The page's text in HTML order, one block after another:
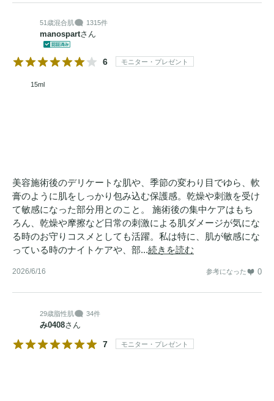
51歳混合肌 1315件
manospartさん
6 モニター・プレゼント
15ml
美容施術後のデリケートな肌や、季節の変わり目でゆら、軟
膏のように肌をしっかり包み込む保護感。乾燥や刺激を受け
て敏感になった部分用とのこと。 施術後の集中ケアはもち
ろん、乾燥や摩擦など日常の刺激による肌ダメージが気にな
る時のお守りコスメとしても活躍。私は特に、肌が敏感にな
っている時のナイトケアや、部...続きを読む
2026/6/16 参考になった 0
29歳脂性肌 34件
み0408さん
7 モニター・プレゼント